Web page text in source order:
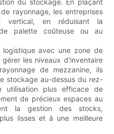
du stockage. En plaçant
rayonnage, les entreprises
vertical, en réduisant la
palette coûteuse ou au
avec une zone de
les niveaux d'inventaire
de mezzanine, ils
stockage au-dessus du rez-
utilisation plus efficace de
de précieux espaces au
la gestion des stocks,
lisses et à une meilleure